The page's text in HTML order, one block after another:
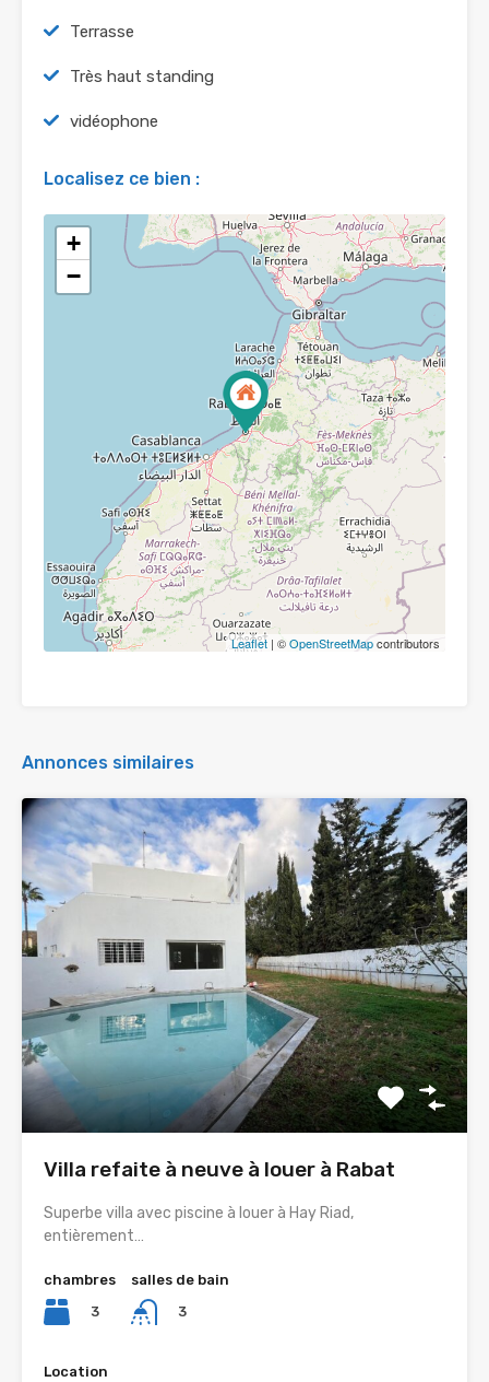
Terrasse
Très haut standing
vidéophone
Localisez ce bien :
+
−
Leaflet | ©OpenStreetMapcontributors
Annonces similaires
Villa refaite à neuve à louer à Rabat
Superbe villa avec piscine à louer à Hay Riad,
entièrement…
chambres
3
salles de bain
3
Location